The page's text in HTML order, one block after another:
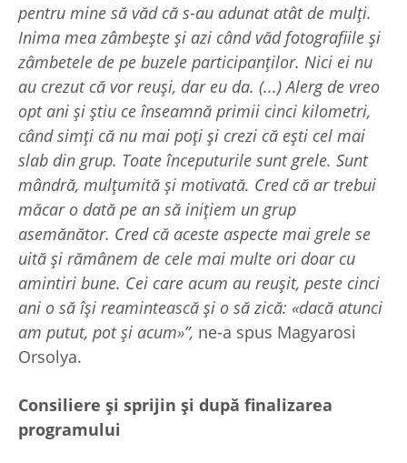
pentru mine să văd că s-au adunat atât de mulți.
Inima mea zâmbește și azi când văd fotografiile și
zâmbetele de pe buzele participanților. Nici ei nu
au crezut că vor reuși, dar eu da. (...) Alerg de vreo
opt ani și știu ce înseamnă primii cinci kilometri,
când simți că nu mai poți și crezi că ești cel mai
slab din grup. Toate începuturile sunt grele. Sunt
mândră, mulțumită și motivată. Cred că ar trebui
măcar o dată pe an să inițiem un grup
asemănător. Cred că aceste aspecte mai grele se
uită și rămânem de cele mai multe ori doar cu
amintiri bune. Cei care acum au reușit, peste cinci
ani o să își reamintească și o să zică: «dacă atunci
am putut, pot și acum»”, ne-a spus Magyarosi
Orsolya.
Consiliere și sprijin și după finalizarea
programului